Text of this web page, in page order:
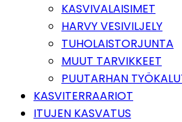
KASVIVALAISIMET
HARVY VESIVILJELY
TUHOLAISTORJUNTA
MUUT TARVIKKEET
PUUTARHAN
KASVITERRAARIOT
ITUJEN KASVATUS